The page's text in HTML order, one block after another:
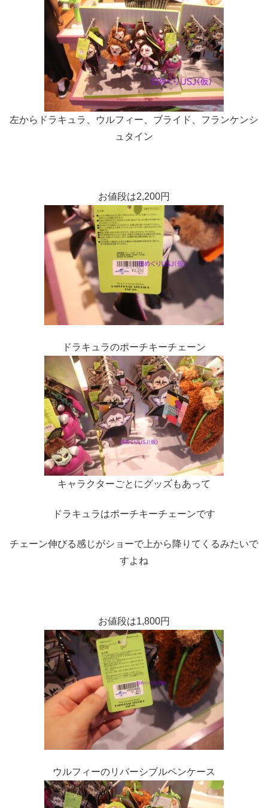
左からドラキュラ、ウルフィー、ブライド、フランケンシ
ュタイン
お値段は2,200円
ドラキュラのポーチキーチェーン
キャラクターごとにグッズもあって
ドラキュラはポーチキーチェーンです
チェーン伸びる感じがショーで上から降りてくるみたいで
すよね
お値段は1,800円
ウルフィーのリバーシブルペンケース